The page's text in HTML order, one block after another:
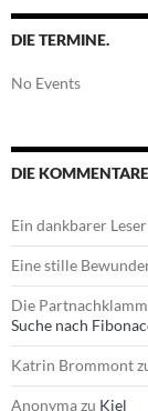
DIE TERMINE.
No Events
DIE
Ein dankbarer Leser
Eine stille
Die
Suche nach
Katrin Brommont
Anonymazu Kiel